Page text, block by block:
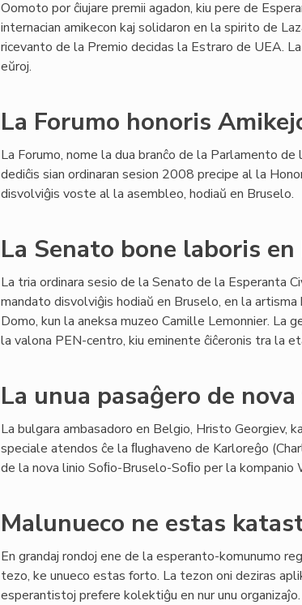
Oomoto por ĉiujare premii agadon, kiu pere de
internacian amikecon kaj solidaron en la spirito de
ricevanto de la Premio decidas la Estraro de UEA.
eŭroj.
La Forumo honoris
La Forumo, nome la dua branĉo de la Parlamento de
dediĉis sian ordinaran sesion 2008 precipe al la
disvolviĝis voste al la asembleo, hodiaŭ en Bruselo.
La Senato bone laboris
La tria ordinara sesio de la Senato de la Esperanta
mandato disvolviĝis hodiaŭ en Bruselo, en la
Domo, kun la aneksa muzeo Camille Lemonnier. La
la valona PEN-centro, kiu eminente ĉiĉeronis tra la
La unua pasaĝero de
La bulgara ambasadoro en Belgio, Hristo Georgiev,
speciale atendos ĉe la ﬂughaveno de Karloreĝo
de la nova linio Soﬁo-Bruselo-Soﬁo per la kompanio
Malunueco ne estas
En grandaj rondoj ene de la esperanto-komunumo
tezo, ke unueco estas forto. La tezon oni deziras
esperantistoj prefere kolektiĝu en nur unu